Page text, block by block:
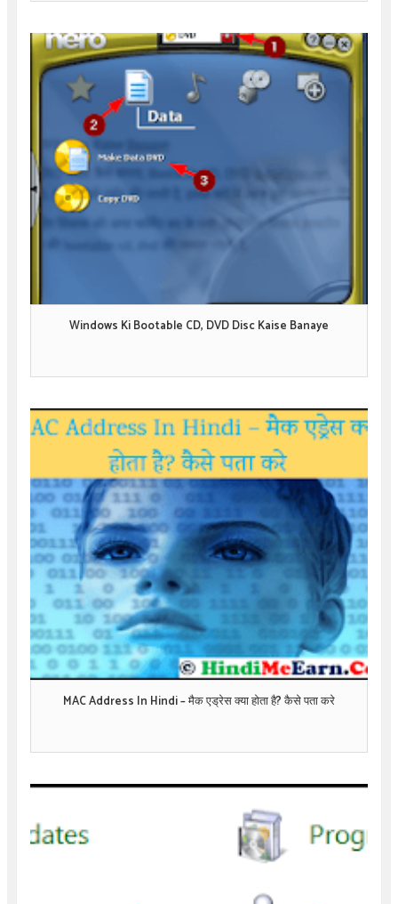
Windows Ki Bootable CD, DVD Disc Kaise Banaye
MAC Address In Hindi – मैक एड्रेस क्या होता है? कैसे पता करे